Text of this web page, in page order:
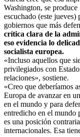
Washington, se
escuchado (este
gobiernos que más
crítica clara de la
eso evidencia lo
socialista europea.
«Incluso aquellos que
privilegiados con
relaciones», sostiene.
«Creo que deberíamos
Europa de avanzar en
en el mundo y para
entredicho en el mundo
es una posición
internacionales. Esa